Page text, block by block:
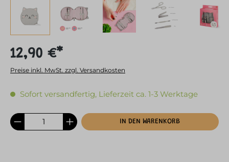
12,90 €*
Preise inkl. MwSt. zzgl. Versandkosten
Sofort versandfertig, Lieferzeit ca. 1-3 Werktage
IN DEN WARENKORB